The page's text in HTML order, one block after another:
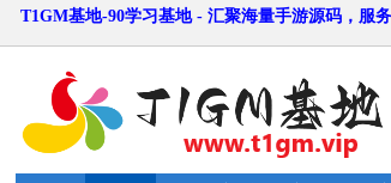
T1GM基地-90学习基地 - 汇聚海量手游源码，服